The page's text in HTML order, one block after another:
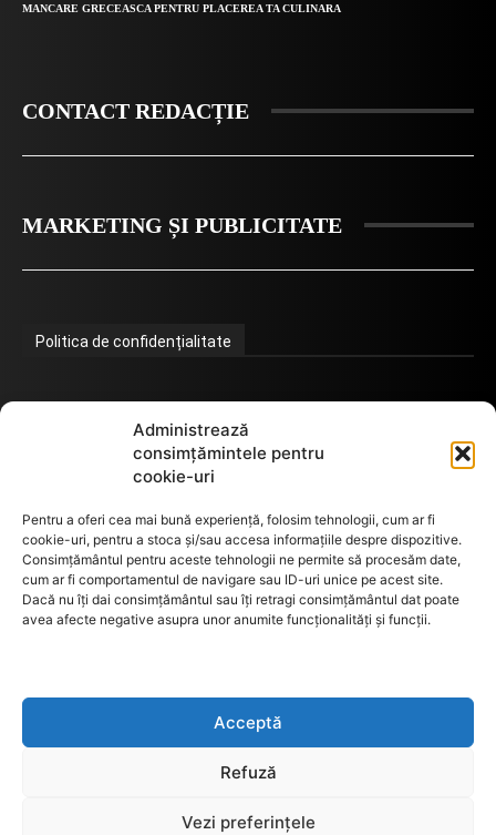
Administrează
consimțămintele pentru
cookie-uri
Pentru a oferi cea mai bună experiență, folosim tehnologii, cum ar fi
cookie-uri, pentru a stoca și/sau accesa informațiile despre dispozitive.
Consimțământul pentru aceste tehnologii ne permite să procesăm date,
cum ar fi comportamentul de navigare sau ID-uri unice pe acest site.
Dacă nu îți dai consimțământul sau îți retragi consimțământul dat poate
avea afecte negative asupra unor anumite funcționalități și funcții.
Acceptă
Refuză
Vezi preferințele
MANCARE GRECEASCA PENTRU PLACEREA TA CULINARA
CONTACT REDACȚIE
MARKETING ȘI PUBLICITATE
Politica de confidențialitate
Termeni de utilizare
GDPR
Anunturi de licitații